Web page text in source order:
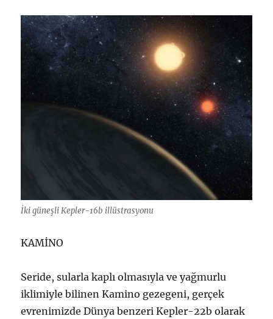
İki güneşli Kepler-16b illüstrasyonu
KAMİNO
Seride, sularla kaplı olmasıyla ve yağmurlu
iklimiyle bilinen Kamino gezegeni, gerçek
evrenimizde Dünya benzeri Kepler-22b olarak